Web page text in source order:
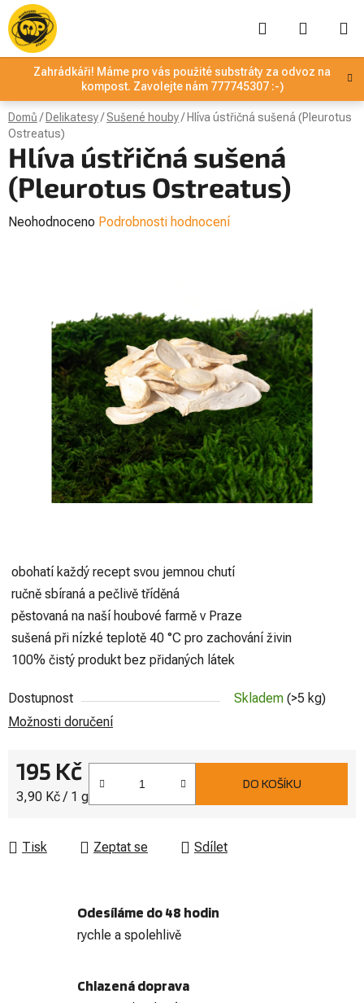
Přejít
na
obsah
Zahrádkáři! Máme pro vás použité substráty za odvoz na
kompost. Zavolejte nám 777745307 :-)
Hledat
KOŠÍK
Domů / Delikatesy/ Sušené houby/ Hlíva ústřičná sušená (Pleurotus
Ostreatus)
obohatí každý recept svou jemnou chutí
ručně sbíraná a pečlivě tříděná
pěstovaná na naší houbové farmě v Praze
sušená při nízké teplotě 40 °C pro zachování živin
100% čistý produkt bez přidaných látek
Dostupnost Skladem (>5 kg)
Možnosti doručení
195 Kč
Měrná cena:
3,90 Kč / 1 g
DO KOŠÍKU
Tisk Zeptat se Sdílet
Hlíva ústřičná sušená
(Pleurotus Ostreatus)
Průměrné
hvězdiček.
Neohodnoceno Podrobnosti hodnocení
Odesíláme do 48 hodin
rychle a spolehlivě
Chlazená doprava